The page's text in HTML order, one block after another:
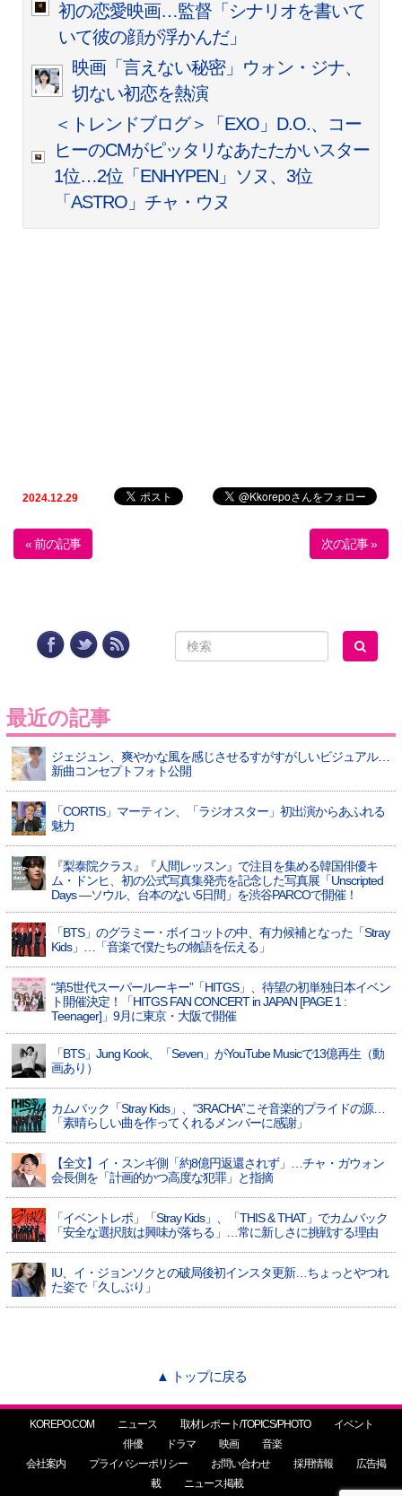
初の恋愛映画…監督「シナリオを書いて
いて彼の顔が浮かんだ」
映画「言えない秘密」ウォン・ジナ、
切ない初恋を熱演
＜トレンドブログ＞「EXO」D.O.、コー
ヒーのCMがピッタリなあたたかいスター
1位…2位「ENHYPEN」ソヌ、3位
「ASTRO」チャ・ウヌ
2024.12.29
« 前の記事 次の記事 »
最近の記事
ジェジュン、爽やかな風を感じさせるすがすがしいビジュアル…
新曲コンセプトフォト公開
「CORTIS」マーティン、「ラジオスター」初出演からあふれる
魅力
『梨泰院クラス』『人間レッスン』で注目を集める韓国俳優キ
ム・ドンヒ、初の公式写真集発売を記念した写真展「Unscripted
Days —ソウル、台本のない5日間」を渋谷PARCOで開催！
「BTS」のグラミー・ボイコットの中、有力候補となった「Stray
Kids」…「音楽で僕たちの物語を伝える」
“第5世代スーパールーキー”「HITGS」、待望の初単独日本イベン
ト開催決定！「HITGS FAN CONCERT in JAPAN [PAGE 1 :
Teenager]」9月に東京・大阪で開催
「BTS」Jung Kook、「Seven」がYouTube Musicで13億再生（動
画あり）
カムバック「Stray Kids」、“3RACHA”こそ音楽的プライドの源…
「素晴らしい曲を作ってくれるメンバーに感謝」
【全文】イ・スンギ側「約8億円返還されず」…チャ・ガウォン
会長側を「計画的かつ高度な犯罪」と指摘
「イベントレポ」「Stray Kids」、「THIS & THAT」でカムバック
「安全な選択肢は興味が落ちる」…常に新しさに挑戦する理由
IU、イ・ジョンソクとの破局後初インスタ更新…ちょっとやつれ
た姿で「久しぶり」
▲ トップに戻る
KOREPO.COM ニュース 取材レポート/TOPICS/PHOTO
イベント
俳優
ドラマ 映画
音楽
会社案内
プライバシーポリシー お問い合わせ 採用情報
広告掲
載
ニュース掲載